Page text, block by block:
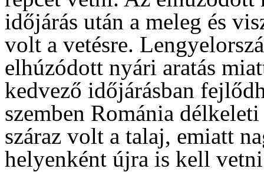
időjárás után a meleg és
volt a vetésre.
elhúzódott nyári aratás
kedvező időjárásban
szemben Románia
száraz volt a talaj, emiatt
helyenként újra is kell